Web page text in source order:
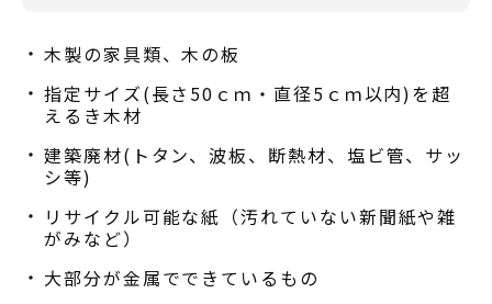
木製の家具類、木の板
指定サイズ(長さ50ｃｍ・直径5ｃｍ以内)を超
えるき木材
建築廃材(トタン、波板、断熱材、塩ビ管、サッ
シ等)
リサイクル可能な紙（汚れていない新聞紙や雑
がみなど）
大部分が金属でできているもの